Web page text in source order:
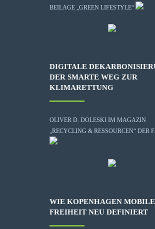
BEILAGE „GREEN LIFESTYLE“
DIGITALE
DER SMARTE WEG ZUR
KLIMARETTUNG
OLIVER D. DOLESKI IM MAGAZIN
„RECYCLING & RESSOURCEN“ DER
WIE KOPENHAGEN MOBILE
FREIHEIT NEU DEFINIERT